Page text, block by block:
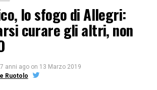
lo sfogo di Allegri:
curare gli altri, non
7 anni ago on 13 Marzo 2019
Ruotolo